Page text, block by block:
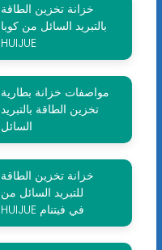
خزانة تخزين الطاقة
بالتبريد السائل من كوبا
HUIJUE
مواصفات خزانة بطارية
تخزين الطاقة بالتبريد
السائل
خزانة تخزين الطاقة
للتبريد السائل من
HUIJUE في فيتنام